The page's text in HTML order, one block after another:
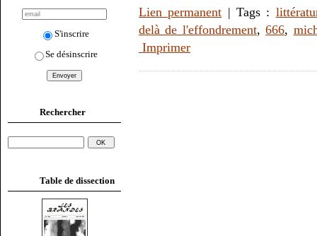
S'inscrire
Se désinscrire
Rechercher
Table de dissection
Lien permanent | Tags :
delà de l'effondrement,666,
Imprimer